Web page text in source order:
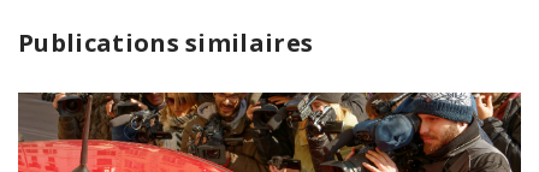
Publications similaires